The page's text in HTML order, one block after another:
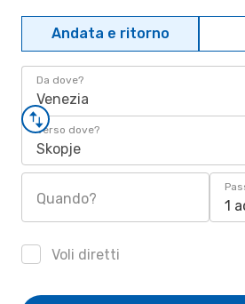
Andata e ritorno
Da dove?
Venezia
Verso dove?
Skopje
Quando? 1
Voli diretti